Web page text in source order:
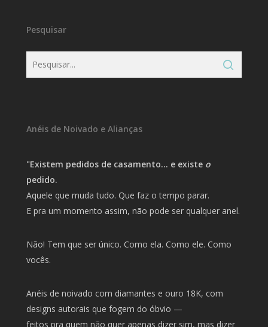
Pesquisar
Anéis de Noivado e Alianças
"Existem pedidos de casamento… e existe o
pedido.
Aquele que muda tudo. Que faz o tempo parar.
E pra um momento assim, não pode ser qualquer anel.
Não! Tem que ser único. Como ela. Como ele. Como
vocês.
Anéis de noivado com diamantes e ouro 18K, com
designs autorais que fogem do óbvio —
feitos pra quem não quer apenas dizer sim, mas dizer